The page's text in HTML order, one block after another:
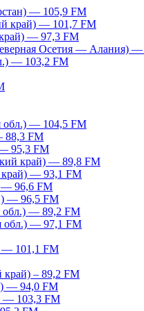
— 105,9 FM
край) — 101,7 FM
— 97,3 FM
Осетия — Алания)
— 103,2 FM
обл.) — 104,5 FM
88,3 FM
95,3 FM
край) — 89,8 FM
край) — 93,1 FM
— 96,6 FM
— 96,5 FM
обл.) — 89,2 FM
обл.) — 97,1 FM
— 101,1 FM
край) – 89,2 FM
— 94,0 FM
— 103,3 FM